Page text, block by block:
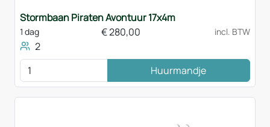
Stormbaan Piraten Avontuur 17x4m
1 dag €280,00 incl. BTW
2
Huurmandje